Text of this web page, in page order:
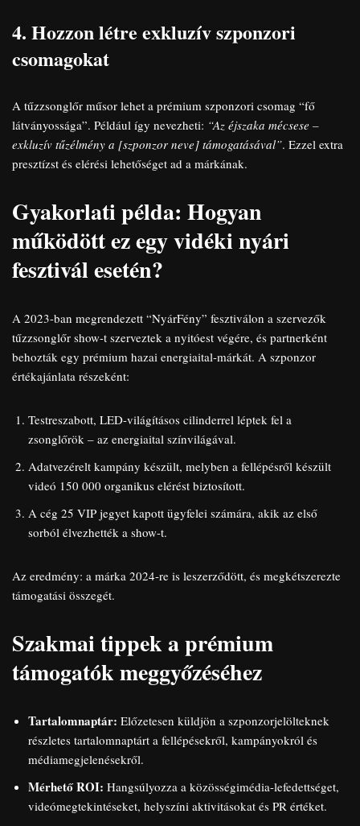
4. Hozzon létre exkluzív szponzori
csomagokat
A tűzzsonglőr műsor lehet a prémium szponzori csomag “fő
látványossága”. Például így nevezheti: “Az éjszaka mécsese –
exkluzív tűzélmény a [szponzor neve] támogatásával”. Ezzel extra
presztízst és elérési lehetőséget ad a márkának.
Gyakorlati példa: Hogyan
működött ez egy vidéki nyári
fesztivál esetén?
A 2023-ban megrendezett “NyárFény” fesztiválon a szervezők
tűzzsonglőr show-t szerveztek a nyitóest végére, és partnerként
behozták egy prémium hazai energiaital-márkát. A szponzor
értékajánlata részeként:
Testreszabott, LED-világításos cilinderrel léptek fel a
zsonglőrök – az energiaital színvilágával.
Adatvezérelt kampány készült, melyben a fellépésről készült
videó 150 000 organikus elérést biztosított.
A cég 25 VIP jegyet kapott ügyfelei számára, akik az első
sorból élvezhették a show-t.
Az eredmény: a márka 2024-re is leszerződött, és megkétszerezte
támogatási összegét.
Szakmai tippek a prémium
támogatók meggyőzéséhez
Tartalomnaptár: Előzetesen küldjön a szponzorjelölteknek
részletes tartalomnaptárt a fellépésekről, kampányokról és
médiamegjelenésekről.
Mérhető ROI: Hangsúlyozza a közösségimédia-lefedettséget,
videómegtekintéseket, helyszíni aktivitásokat és PR értéket.